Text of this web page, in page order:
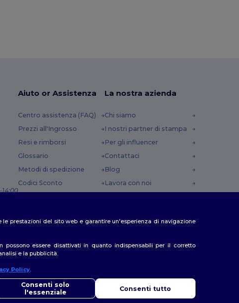
Aiuto or Assistenza
Centro assistenza (FAQ)
Prezzi all'Ingrosso
Resi e rimborsi
Glossario
Metodi di spedizione
Codici Sconto
La nostra azienda
Chi siamo
I nostri partner di stampa
Per gli influencer
Contattaci
Blog
Lavora con noi
prestazioni del sito web e garantire un'esperienza di navigazione
essere disattivati in quanto indispensabili per il corretto
e la pubblicità.
Policy.
Consenti solo
l'essenziale
Consenti tutto
Ciao
In caso di domande o dubbi, puoi contattarci in qualsiasi momento. Il
nostro chatbot è qui per aiutarti.